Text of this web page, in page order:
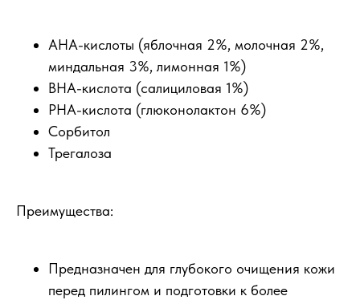
АНА-кислоты (яблочная 2%, молочная 2%,
миндальная 3%, лимонная 1%)
ВНА-кислота (салициловая 1%)
PHA-кислота (глюконолактон 6%)
Сорбитол
Трегалоза
Преимущества:
Предназначен для глубокого очищения кожи
перед пилингом и подготовки к более